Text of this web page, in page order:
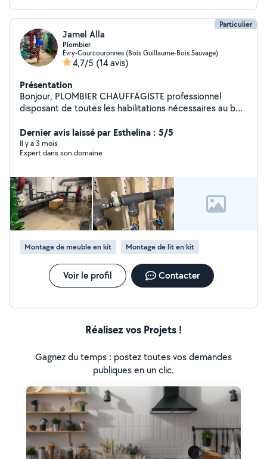
Particulier
Jamel Alla
Plombier
Évry-Courcouronnes (Bois Guillaume-Bois Sauvage)
4,7/5 (14 avis)
Présentation
Bonjour, PLOMBIER CHAUFFAGISTE professionnel
disposant de toutes les habilitations nécessaires au bon
plus de 19 ans l'installation, vos équipements sanitaire et
thermique Je suis véhiculé et dispose d'un outillage
professionnel de qualité. Sérieux 076053 et 2986 et Je
bientôt ! 076053et 2986
Dernier avis laissé par Esthelina : 5/5
Il y a 3 mois
Expert dans son domaine
Montage de meuble en kit Montage de lit en kit
Voir le profil Contacter
Réalisez vos Projets !
Gagnez du temps : postez toutes vos demandes
publiques en un clic.